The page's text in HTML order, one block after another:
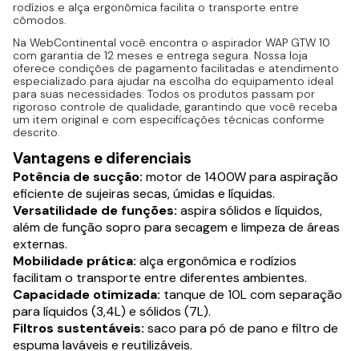
rodízios e alça ergonômica facilita o transporte entre
cômodos.
Na WebContinental você encontra o aspirador WAP GTW 10
com garantia de 12 meses e entrega segura. Nossa loja
oferece condições de pagamento facilitadas e atendimento
especializado para ajudar na escolha do equipamento ideal
para suas necessidades. Todos os produtos passam por
rigoroso controle de qualidade, garantindo que você receba
um item original e com especificações técnicas conforme
descrito.
Vantagens e diferenciais
Potência de sucção: motor de 1400W para aspiração
eficiente de sujeiras secas, úmidas e líquidas.
Versatilidade de funções: aspira sólidos e líquidos,
além de função sopro para secagem e limpeza de áreas
externas.
Mobilidade prática: alça ergonômica e rodízios
facilitam o transporte entre diferentes ambientes.
Capacidade otimizada: tanque de 10L com separação
para líquidos (3,4L) e sólidos (7L).
Filtros sustentáveis: saco para pó de pano e filtro de
espuma laváveis e reutilizáveis.